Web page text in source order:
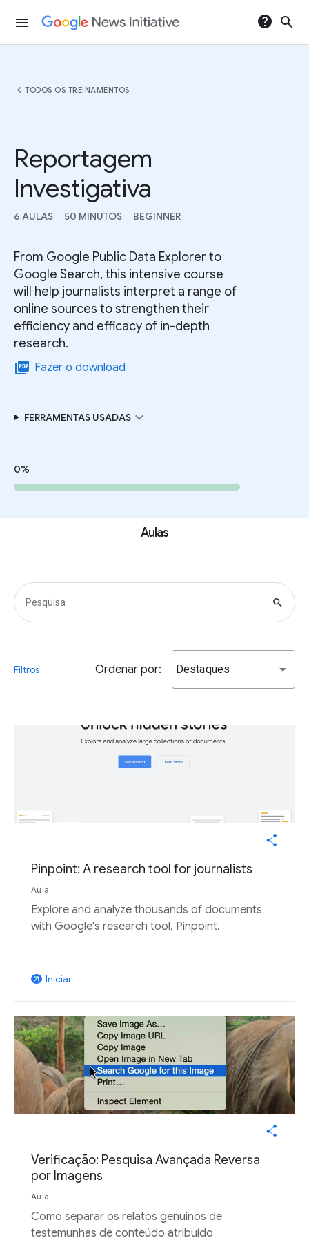
menu help search
chevron_left TODOS OS TREINAMENTOS
Reportagem
Investigativa
6 AULAS 50 MINUTOS BEGINNER
From Google Public Data Explorer to
Google Search, this intensive course
will help journalists interpret a range of
online sources to strengthen their
efficiency and efficacy of in-depth
research.
picture_as_pdf Fazer o download
FERRAMENTAS USADASexpand_more
0%
Aulas
search
Filtros Ordenar por: Destaques
Pinpoint: A research tool for journalists
Aula
Explore and analyze thousands of documents
with Google's research tool, Pinpoint.
arrow_outward Iniciar
Verificação: Pesquisa Avançada Reversa
por Imagens
Aula
Como separar os relatos genuínos de
testemunhas de conteúdo atribuído